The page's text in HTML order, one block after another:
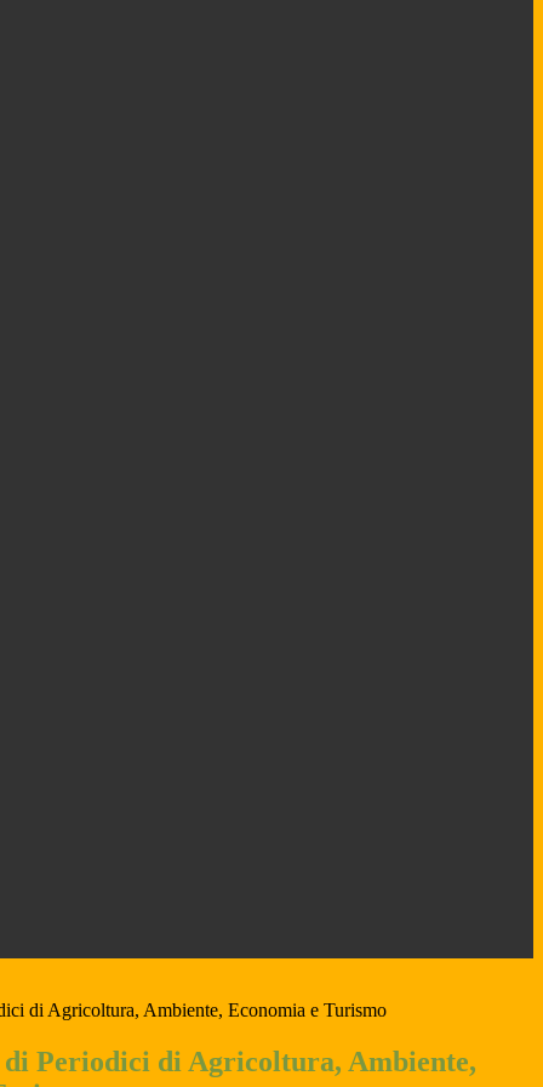
di Agricoltura, Ambiente, Economia e Turismo
Periodici di Agricoltura, Ambiente,